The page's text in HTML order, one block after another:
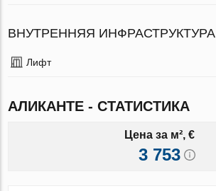
ВНУТРЕННЯЯ ИНФРАСТРУКТУРА
Лифт
АЛИКАНТЕ - СТАТИСТИКА
Цена за м², €
3 753